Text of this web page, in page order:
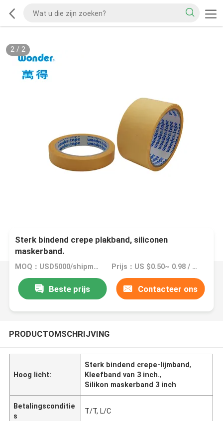
2/ 2
Sterk bindend crepe plakband, siliconen
maskerband.
MOQ：USD5000/shipment Prijs：US $0.50~ 0.98 / Roll
Beste prijs Contacteer ons
PRODUCTOMSCHRIJVING
Hoog licht:
Sterk bindend crepe-lijmband,
Kleefband van 3 inch.,
Silikon maskerband 3 inch
Betalingsconditie
s
T/T, L/C